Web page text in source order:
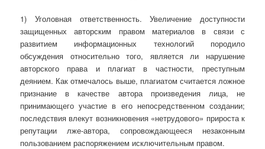
1) Уголовная ответственность. Увеличение доступности
защищенных авторским правом материалов в связи с
развитием информационных технологий породило
обсуждения относительно того, является ли нарушение
авторского права и плагиат в частности, преступным
деянием. Как отмечалось выше, плагиатом считается ложное
признание в качестве автора произведения лица, не
принимающего участие в его непосредственном создании;
последствия влекут возникновения «нетрудового» прироста к
репутации лже-автора, сопровождающееся незаконным
пользованием распоряжением исключительным правом.